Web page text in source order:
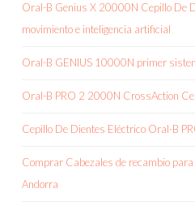
Oral-B Genius X 20000N Cepillo De
movimiento e inteligencia artificial
Oral-B GENIUS 10000N primer
Oral-B PRO 2 2000N CrossAction
Cepillo De Dientes Eléctrico Oral-B
Comprar Cabezales de recambio
Andorra